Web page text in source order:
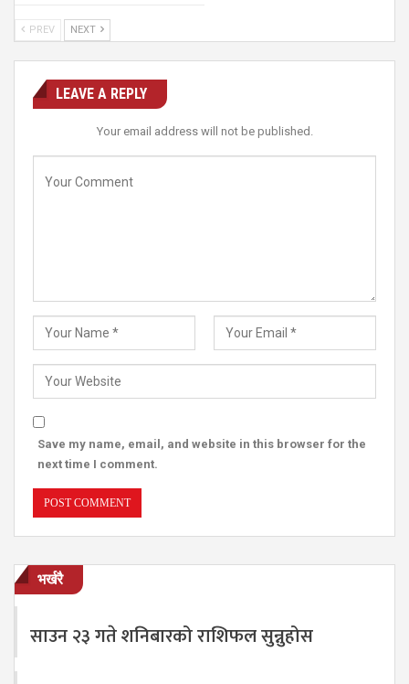
PREV NEXT
LEAVE A REPLY
Your email address will not be published.
Save my name, email, and website in this browser for the
next time I comment.
भर्खरै
साउन २३ गते शनिबारको राशिफल सुन्नुहोस